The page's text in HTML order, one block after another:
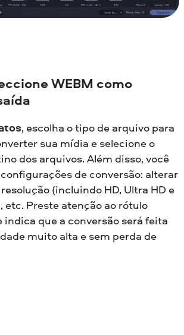
WEBM como
, escolha o tipo de arquivo para
sua mídia e selecione o
dos arquivos. Além disso, você
de conversão: alterar
(incluindo HD, Ultra HD e
etc. Preste atenção ao rótulo
indica que a conversão será feita
muito alta e sem perda de